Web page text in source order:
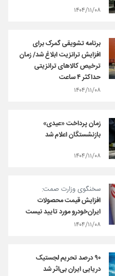
۱۴۰۴/۱۱/۰۸
برنامه تشویقی گمرک برای
افزایش ترانزیت ابلاغ شد/ زمان
ترخیص کالاهای ترانزیتی
حداکثر ۴ ساعت
۱۴۰۴/۱۱/۰۸
زمان پرداخت «عیدی»
بازنشستگان اعلام شد
۱۴۰۴/۱۱/۰۸
سخنگوی وزارت صمت:
افزایش قیمت محصولات
ایران‌خودرو مورد تایید نیست
۱۴۰۴/۱۱/۰۸
۹۰ درصد تحریم‌ لجستیک
دریایی ایران بی‌اثر شد